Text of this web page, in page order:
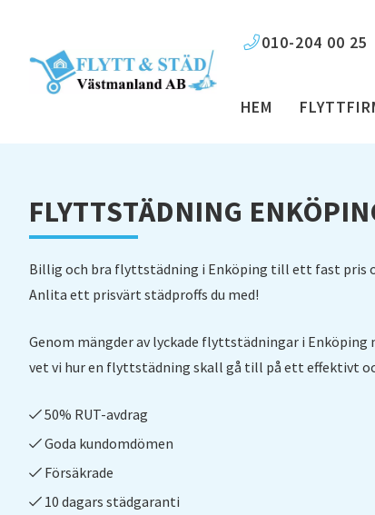
010-204 00 25
HEM
FLYTTSTÄDNING
Billig och bra flyttstädning i Enköping till ett fast pris
Anlita ett prisvärt städproffs du med!
Genom mängder av lyckade flyttstädningar i Enköping
vet vi hur en flyttstädning skall gå till på ett effektivt
50% RUT-avdrag
Goda kundomdömen
Försäkrade
10 dagars städgaranti